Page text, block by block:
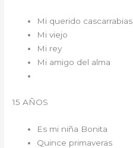
Mi querido cascarrabias
Mi viejo
Mi rey
Mi amigo del alma
15 AÑOS
Es mi niña Bonita
Quince primaveras